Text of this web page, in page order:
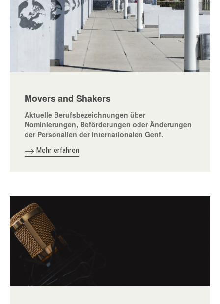
Movers and Shakers
Aktuelle Berufsbezeichnungen über
Nominierungen, Beförderungen oder Änderungen
der Personalien der internationalen Genf.
Mehr erfahren